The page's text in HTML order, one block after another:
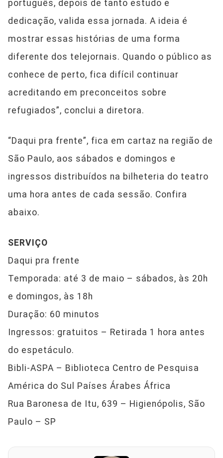
português, depois de tanto estudo e
dedicação, valida essa jornada. A ideia é
mostrar essas histórias de uma forma
diferente dos telejornais. Quando o público as
conhece de perto, fica difícil continuar
acreditando em preconceitos sobre
refugiados”, conclui a diretora.
“Daqui pra frente”, fica em cartaz na região de
São Paulo, aos sábados e domingos e
ingressos distribuídos na bilheteria do teatro
uma hora antes de cada sessão. Confira
abaixo.
SERVIÇO
Daqui pra frente
Temporada: até 3 de maio – sábados, às 20h
e domingos, às 18h
Duração: 60 minutos
Ingressos: gratuitos – Retirada 1 hora antes
do espetáculo.
Bibli-ASPA – Biblioteca Centro de Pesquisa
América do Sul Países Árabes África
Rua Baronesa de Itu, 639 – Higienópolis, São
Paulo – SP